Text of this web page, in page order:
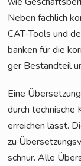
Neben fach­lich
CAT-Tools und
ban­ken für die
ger Bestand­teil
Eine
durch tech­ni­sche
errei­chen lässt.
zu
schnur. Alle